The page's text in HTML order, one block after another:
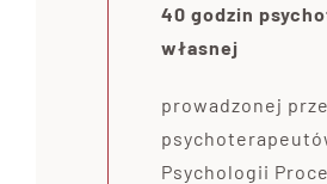
40 godzin
własnej
prowadzonej
Psychologii